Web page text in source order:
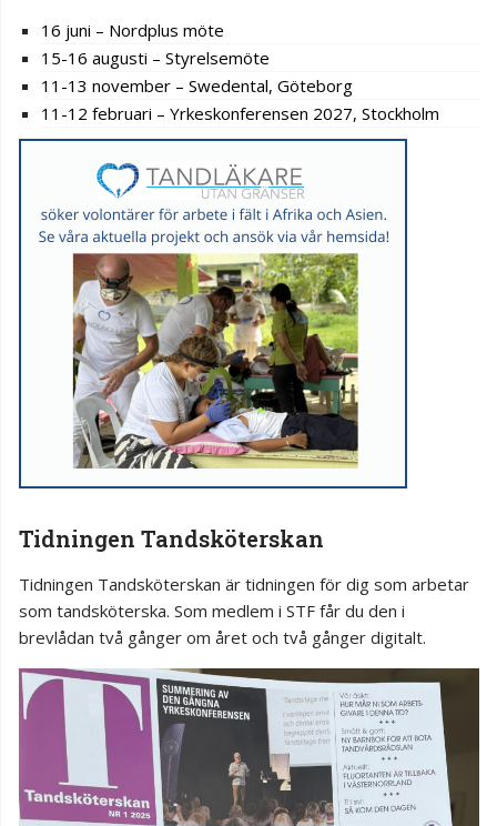
16 juni – Nordplus möte
15-16 augusti – Styrelsemöte
11-13 november – Swedental, Göteborg
11-12 februari – Yrkeskonferensen 2027, Stockholm
Tidningen Tandsköterskan
Tidningen Tandsköterskan är tidningen för dig som arbetar
som tandsköterska. Som medlem i STF får du den i
brevlådan två gånger om året och två gånger digitalt.